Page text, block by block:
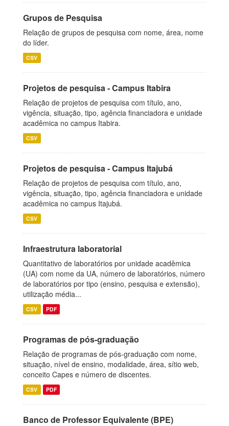
Grupos de Pesquisa
Relação de grupos de pesquisa com nome, área, nome
do líder.
CSV
Projetos de pesquisa - Campus Itabira
Relação de projetos de pesquisa com título, ano,
vigência, situação, tipo, agência financiadora e unidade
acadêmica no campus Itabira.
CSV
Projetos de pesquisa - Campus Itajubá
Relação de projetos de pesquisa com título, ano,
vigência, situação, tipo, agência financiadora e unidade
acadêmica no campus Itajubá.
CSV
Infraestrutura laboratorial
Quantitativo de laboratórios por unidade acadêmica
(UA) com nome da UA, número de laboratórios, número
de laboratórios por tipo (ensino, pesquisa e extensão),
utilização média...
CSV PDF
Programas de pós-graduação
Relação de programas de pós-graduação com nome,
situação, nível de ensino, modalidade, área, sítio web,
conceito Capes e número de discentes.
CSV PDF
Banco de Professor Equivalente (BPE)